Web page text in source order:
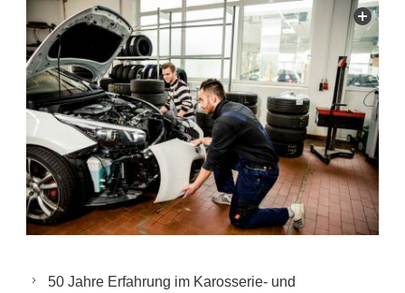
50 Jahre Erfahrung im Karosserie- und